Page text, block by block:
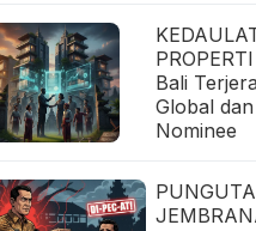
Bali
Global
Nominee